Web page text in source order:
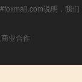
说明，我们
业合作